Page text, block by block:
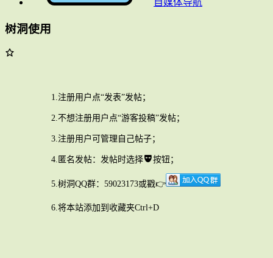
树洞使用
1.注册用户点“发表”发帖；
2.不想注册用户点“游客投稿”发帖；
3.注册用户可管理自己帖子；
4.匿名发帖：发帖时选择 按钮；
5.树洞QQ群：59023173或戳👉
6.将本站添加到收藏夹Ctrl+D